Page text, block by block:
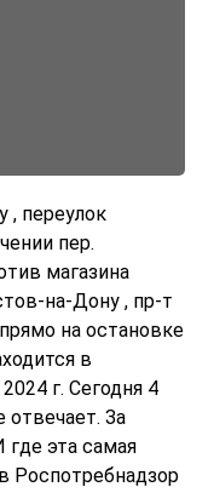
, переулок
пер.
магазина
на-Дону , пр-т
на остановке
в
г. Сегодня 4
отвечает. За
где эта самая
Роспотребнадзор